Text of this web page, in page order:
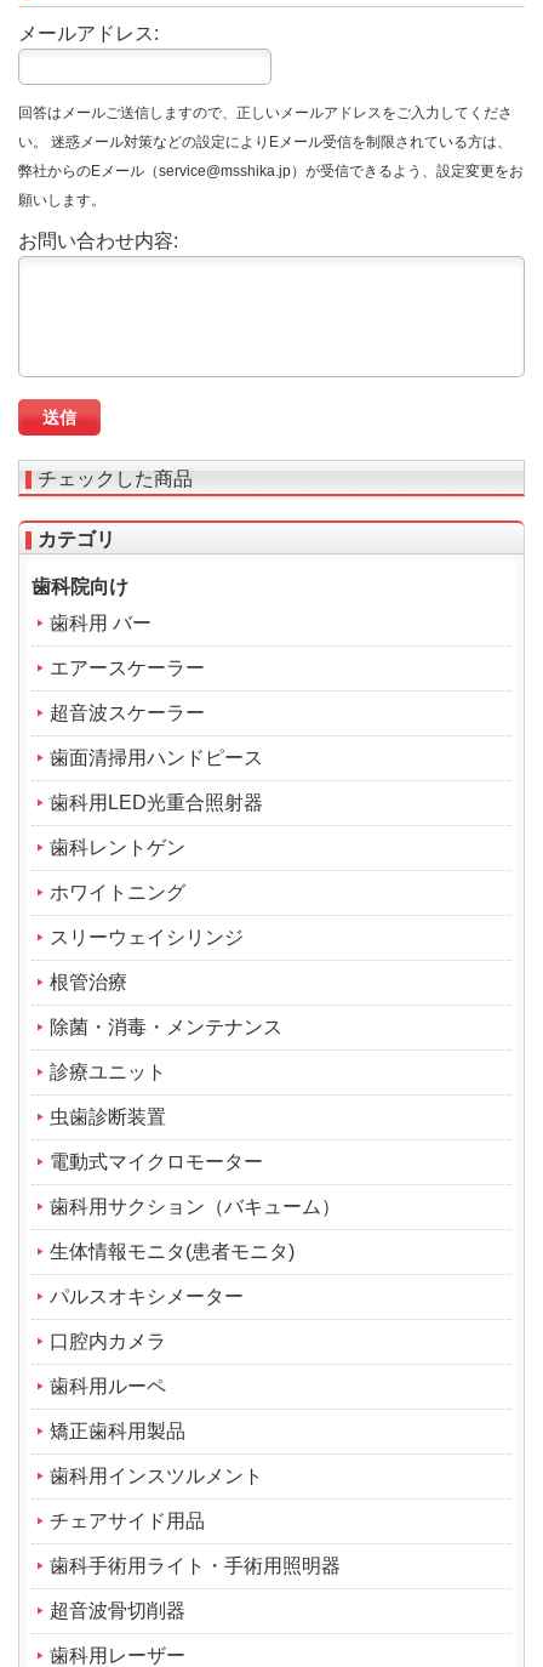
メールアドレス:
回答はメールご送信しますので、正しいメールアドレスをご入力してくださ
い。 迷惑メール対策などの設定によりEメール受信を制限されている方は、
弊社からのEメール（service@msshika.jp）が受信できるよう、設定変更をお
願いします。
お問い合わせ内容:
チェックした商品
カテゴリ
歯科院向け
歯科用 バー
エアースケーラー
超音波スケーラー
歯面清掃用ハンドピース
歯科用LED光重合照射器
歯科レントゲン
ホワイトニング
スリーウェイシリンジ
根管治療
除菌・消毒・メンテナンス
診療ユニット
虫歯診断装置
電動式マイクロモーター
歯科用サクション（バキューム）
生体情報モニタ(患者モニタ)
パルスオキシメーター
口腔内カメラ
歯科用ルーペ
矯正歯科用製品
歯科用インスツルメント
チェアサイド用品
歯科手術用ライト・手術用照明器
超音波骨切削器
歯科用レーザー